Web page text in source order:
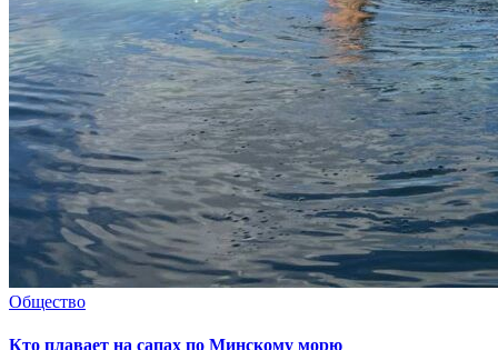
Общество
Кто плавает на сапах по Минскому морю